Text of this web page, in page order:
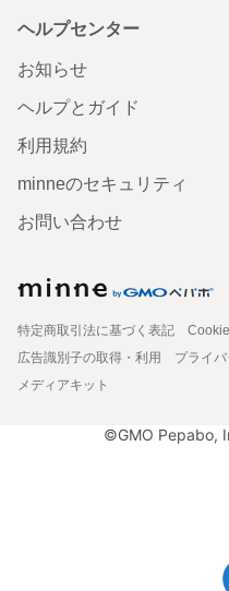
ヘルプセンター
お知らせ
ヘルプとガイド
利用規約
minneのセキュリティ
お問い合わせ
特定商取引法に基づく表記
広告識別子の取得・利用
プライ
メディアキット
©GMO Pepabo,